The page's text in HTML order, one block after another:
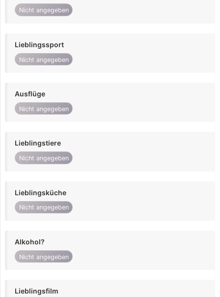
Nicht angegeben
Lieblingssport
Nicht angegeben
Ausflüge
Nicht angegeben
Lieblingstiere
Nicht angegeben
Lieblingsküche
Nicht angegeben
Alkohol?
Nicht angegeben
Lieblingsfilm